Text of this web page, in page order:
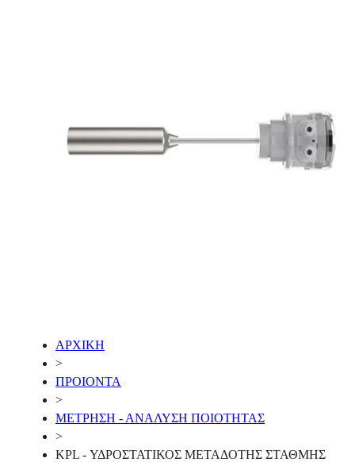
ΑΡΧΙΚΗ
>
ΠΡΟΙΟΝΤΑ
>
ΜΕΤΡΗΣΗ - ΑΝΑΛΥΣΗ ΠΟΙΟΤΗΤΑΣ
>
KPL - ΥΔΡΟΣΤΑΤΙΚΟΣ ΜΕΤΑΔΟΤΗΣ ΣΤΑΘΜΗΣ